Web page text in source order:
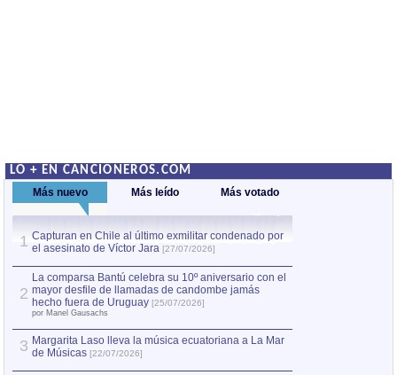
LO + EN CANCIONEROS.COM
Más nuevo Más leído Más votado
1 Capturan en Chile al último exmilitar condenado por
el asesinato de Víctor Jara [27/07/2026]
2
La comparsa Bantú celebra su 10º aniversario con el
mayor desfile de llamadas de candombe jamás
hecho fuera de Uruguay [25/07/2026]
por Manel Gausachs
3 Margarita Laso lleva la música ecuatoriana a La Mar
de Músicas [22/07/2026]